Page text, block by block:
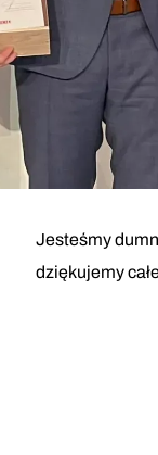
Jesteśmy
dziękujemy